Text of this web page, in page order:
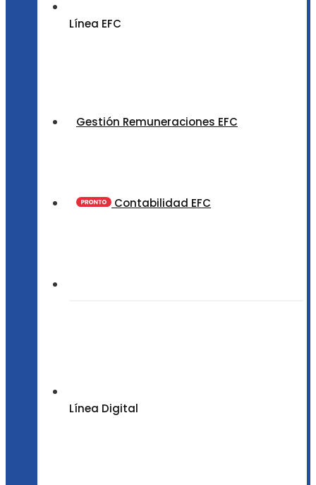
Línea EFC
Gestión Remuneraciones EFC
Contabilidad EFC
Línea Digital